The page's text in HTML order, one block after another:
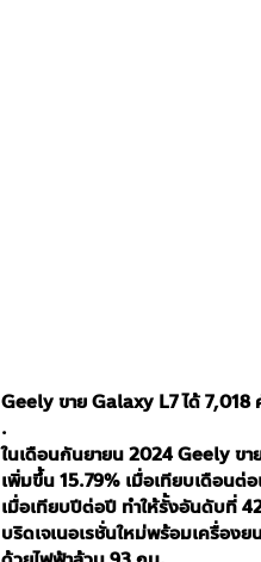
Geely ขาย Galaxy L7 ได้ 7,018
.
ในเดือนกันยายน 2024 Geely ขา
เพิ่มขึ้น 15.79% เมื่อเทียบเดือนต่
เมื่อเทียบปีต่อปี ทำให้รั้งอันดับที่
บริดเจเนอเรชั่นใหม่พร้อมเครื่องย